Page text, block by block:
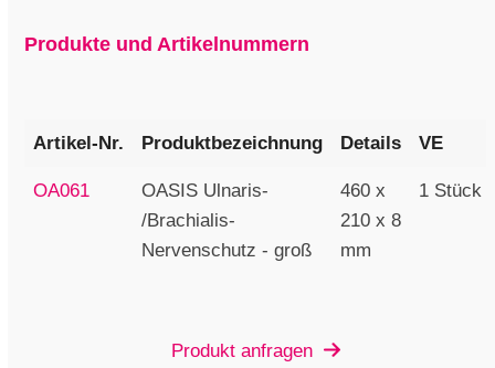
Produkte und Artikelnummern
Artikel-Nr. Produktbezeichnung Details VE
OA061
OASIS Ulnaris-
/Brachialis-
Nervenschutz - groß
460 x
210 x 8
mm
1 Stück
Produkt anfragen